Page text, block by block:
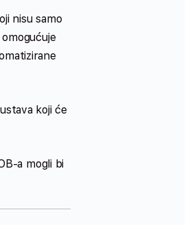
nisu samo
koji će
mogli bi